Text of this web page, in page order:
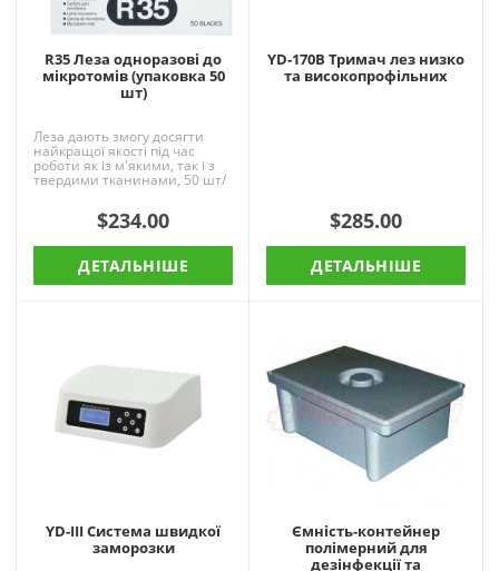
R35 Леза одноразові до
мікротомів (упаковка 50
шт)
Леза дають змогу досягти
найкращої якості під час
роботи як із м'якими, так і з
твердими тканинами, 50 шт/
уп.висока зручність у
роботі;відмова від нео..
$234.00
ДЕТАЛЬНІШЕ
YD-170B Тримач лез низко
та високопрофільних
$285.00
ДЕТАЛЬНІШЕ
YD-III Система швидкої
заморозки
Ємність-контейнер
полімерний для
дезінфекції та